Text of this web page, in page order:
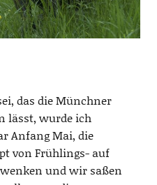
das die Münchner
lässt, wurde ich
Anfang Mai, die
von Frühlings- auf
und wir saßen